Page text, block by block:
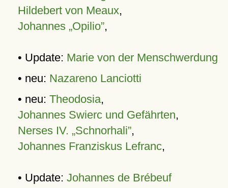
Hildebert von Meaux,
Johannes „Opilio”,
• Update: Marie von der Menschwerdung
• neu: Nazareno Lanciotti
• neu: Theodosia,
Johannes Swierc und Gefährten,
Nerses IV. „Schnorhali”,
Johannes Franziskus Lefranc,
• Update: Johannes de Brébeuf